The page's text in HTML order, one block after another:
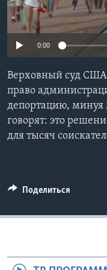
Learning English
Языки
0:00
Верховный суд
право
депортацию,
говорят: это
для тысяч
Поделиться